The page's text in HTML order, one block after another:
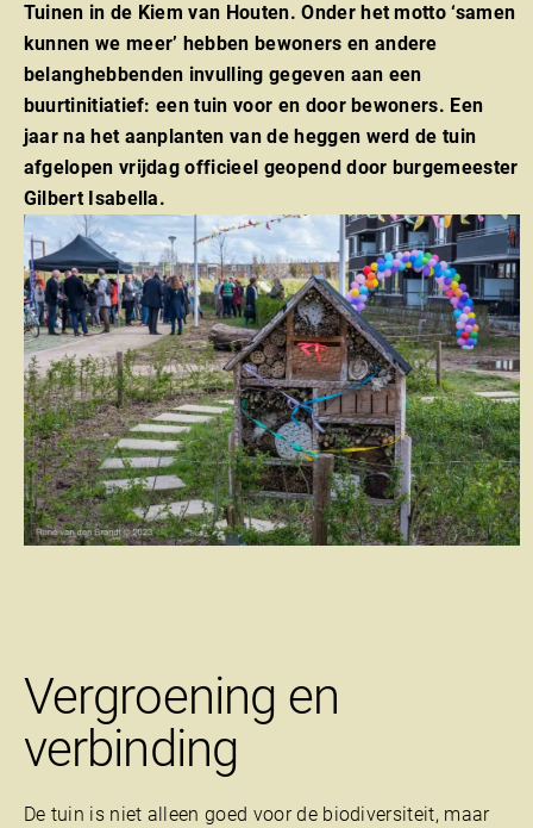
Tuinen in de Kiem van Houten. Onder het motto ‘samen
kunnen we meer’ hebben bewoners en andere
belanghebbenden invulling gegeven aan een
buurtinitiatief: een tuin voor en door bewoners. Een
jaar na het aanplanten van de heggen werd de tuin
afgelopen vrijdag officieel geopend door burgemeester
Gilbert Isabella.
Vergroening en
verbinding
De tuin is niet alleen goed voor de biodiversiteit, maar